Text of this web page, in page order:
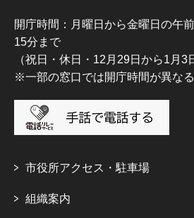
開庁時間：月曜日から金曜日の午
15分まで
（祝日・休日・12月29日から1月3
※一部の窓口では開庁時間が異な
市役所アクセス・駐車場
組織案内